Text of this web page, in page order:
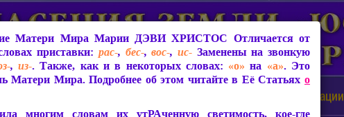
Защита от чипизации
Матери Мира Марии ДЭВИ ХРИСТОС Отличается от
приставки: рас-, бес-,вос-, ис-Заменены на звонкую
,из-. Также, как и в некоторых словах: «о» на «а». Это
Матери Мира. Подробнее об этом читайте в Её Статьях о
многим словам их утРАченную светимость, кое-где